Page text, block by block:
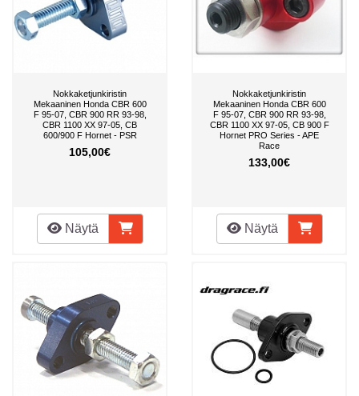
Nokkaketjunkiristin
Mekaaninen Honda CBR 600
F 95-07, CBR 900 RR 93-98,
CBR 1100 XX 97-05, CB
600/900 F Hornet - PSR
105,00€
Näytä
Nokkaketjunkiristin
Mekaaninen Honda CBR 600
F 95-07, CBR 900 RR 93-98,
CBR 1100 XX 97-05, CB 900 F
Hornet PRO Series - APE
Race
133,00€
Näytä